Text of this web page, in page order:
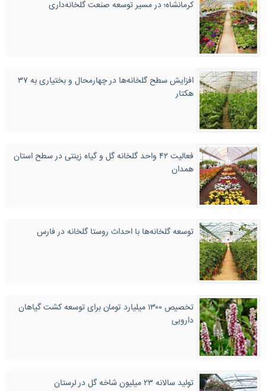
کرمانشاه؛ در مسیر توسعه صنعت گلخانه‌داری
افزایش سطح گلخانه‌ها در چهارمحال و بختیاری به ۳۷
هکتار
فعالیت ۴۲ واحد گلخانه گل و گیاه زینتی در سطح استان
همدان
توسعه گلخانه‌ها با احداث روستا گلخانه در فارس
تخصیص ۱۳۰۰ میلیارد تومان برای توسعه کشت گیاهان
دارویی
تولید سالانه ۲۳ میلیون شاخه گل در لرستان